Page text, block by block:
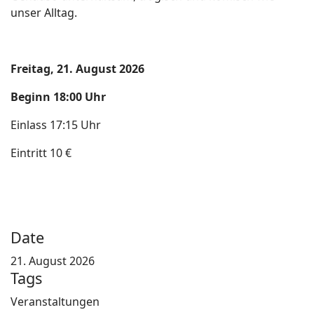
unser Alltag.
Freitag, 21. August 2026
Beginn 18:00 Uhr
Einlass 17:15 Uhr
Eintritt 10 €
Date
21. August 2026
Tags
Veranstaltungen